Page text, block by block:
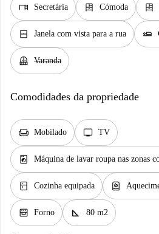
desk Secretária dresser Cómoda dresser
window_closed Janela com vista para a rua airline_seat_flat
balcony Varanda
Comodidades da propriedade
chair Mobilado tv TV
local_laundry_service Máquina de lavar roupa nas zonas
kitchen Cozinha equipada water_heater
oven_gen Forno square_foot 80 m2